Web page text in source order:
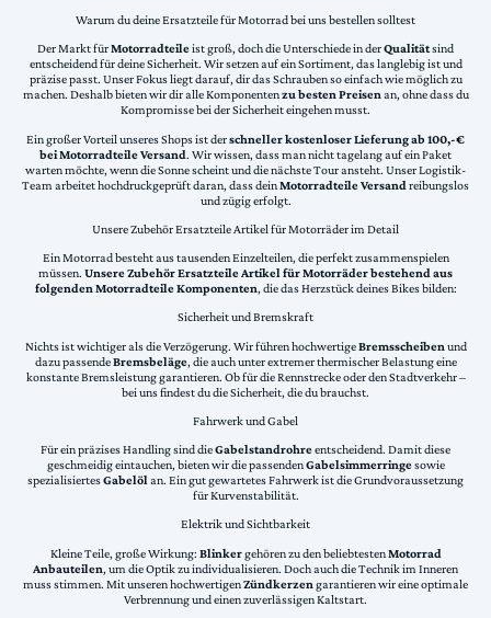
Warum du deine Ersatzteile für Motorrad bei uns bestellen solltest
Der Markt fürMotorradteileist groß, doch die Unterschiede in derQualitätsind
entscheidend für deine Sicherheit. Wir setzen auf ein Sortiment, das langlebig ist und
präzise passt. Unser Fokus liegt darauf, dir das Schrauben so einfach wie möglich zu
machen. Deshalb bieten wir dir alle Komponentenzu besten Preisenan, ohne dass du
Kompromisse bei der Sicherheit eingehen musst.
Ein großer Vorteil unseres Shops ist derschneller kostenloser Lieferung ab 100,-€
bei Motorradteile Versand. Wir wissen, dass man nicht tagelang auf ein Paket
warten möchte, wenn die Sonne scheint und die nächste Tour ansteht. Unser Logistik-
Team arbeitet hochdruckgeprüft daran, dass deinMotorradteile Versand reibungslos
und zügig erfolgt.
Unsere Zubehör Ersatzteile Artikel für Motorräder im Detail
Ein Motorrad besteht aus tausenden Einzelteilen, die perfekt zusammenspielen
müssen. Unsere Zubehör Ersatzteile Artikel für Motorräder bestehend aus
folgenden Motorradteile Komponenten, die das Herzstück deines Bikes bilden:
Sicherheit und Bremskraft
Nichts ist wichtiger als die Verzögerung. Wir führen hochwertigeBremsscheiben und
dazu passendeBremsbeläge, die auch unter extremer thermischer Belastung eine
konstante Bremsleistung garantieren. Ob für die Rennstrecke oder den Stadtverkehr –
bei uns findest du die Sicherheit, die du brauchst.
Fahrwerk und Gabel
Für ein präzises Handling sind dieGabelstandrohreentscheidend. Damit diese
geschmeidig eintauchen, bieten wir die passendenGabelsimmerringesowie
spezialisiertesGabelölan. Ein gut gewartetes Fahrwerk ist die Grundvoraussetzung
für Kurvenstabilität.
Elektrik und Sichtbarkeit
Kleine Teile, große Wirkung: Blinkergehören zu den beliebtestenMotorrad
Anbauteilen, um die Optik zu individualisieren. Doch auch die Technik im Inneren
muss stimmen. Mit unseren hochwertigenZündkerzen garantieren wir eine optimale
Verbrennung und einen zuverlässigen Kaltstart.